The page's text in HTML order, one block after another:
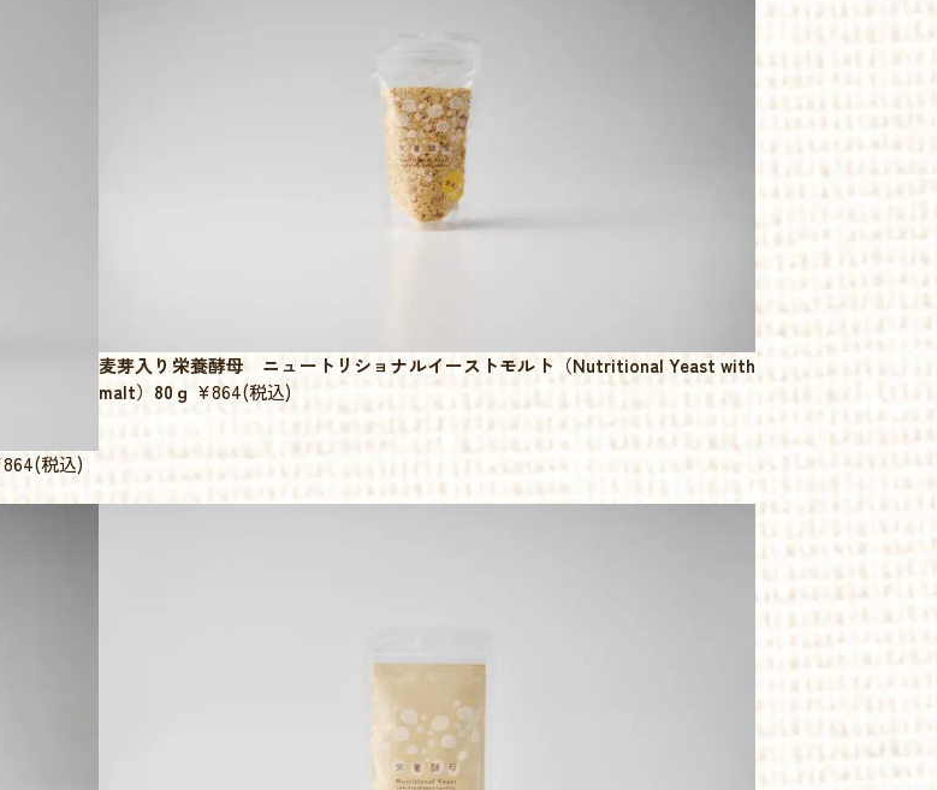
(税込)
麦芽入り栄養酵母 ニュートリショナルイーストモルト（Nutritional Yeast with
malt）80ｇ ¥864(税込)